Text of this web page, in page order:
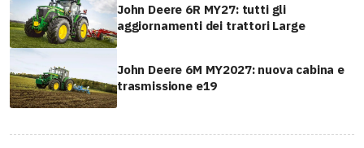
John Deere 6R MY27: tutti gli
aggiornamenti dei trattori Large
John Deere 6M MY2027: nuova cabina e
trasmissione e19